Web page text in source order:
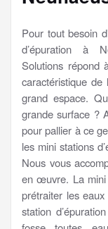
Pour tout besoin
d’épuration à
Solutions répond
caractéristique de
grand espace.
grande surface ?
pour pallier à ce
les mini stations
Nous vous
en œuvre. La mini
prétraiter les
station